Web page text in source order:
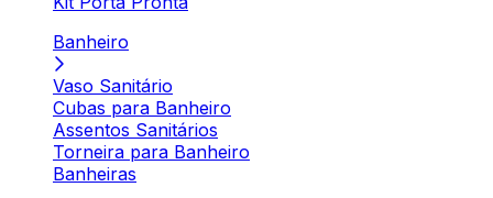
Banheiro
Vaso Sanitário
Cubas para Banheiro
Assentos Sanitários
Torneira para Banheiro
Banheiras